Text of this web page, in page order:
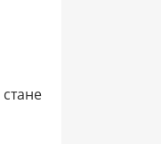
стане